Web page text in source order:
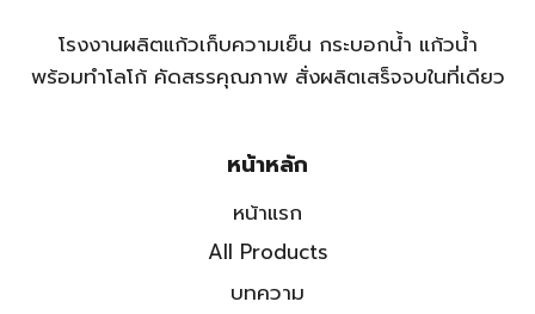
โรงงานผลิตแก้วเก็บความเย็น กระบอกน้ำ แก้วน้ำ
พร้อมทำโลโก้ คัดสรรคุณภาพ สั่งผลิตเสร็จจบในที่เดียว
หน้าหลัก
หน้าแรก
All Products
บทความ